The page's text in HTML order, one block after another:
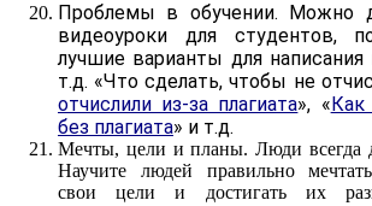
Проблемы в обучении. Можно
видеоуроки для студентов,
лучшие варианты для
т.д. «Что сделать, чтобы не
отчислили из-за плагиата», «Как
без плагиата» и т.д.
Мечты, цели и планы. Люди всегда
Научите людей правильно
свои цели и достигать их